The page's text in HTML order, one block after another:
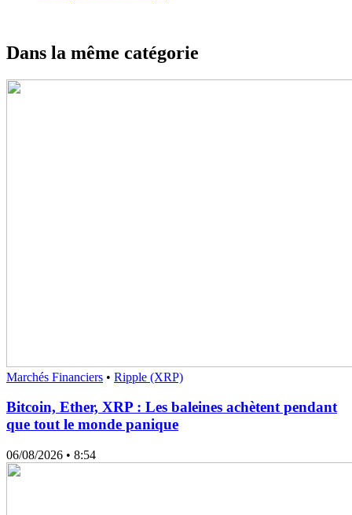
Dans la même catégorie
Marchés Financiers • Ripple (XRP)
Bitcoin, Ether, XRP : Les baleines achètent pendant
que tout le monde panique
06/08/2026 • 8:54